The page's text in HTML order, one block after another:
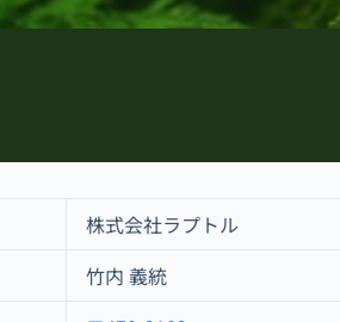
株式会社ラプトル
竹内 義統